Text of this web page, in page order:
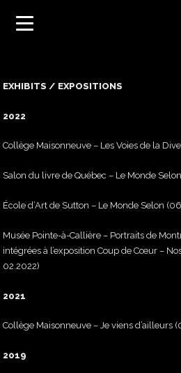
EXHIBITS / EXPOSITIONS
2022
Collège Maisonneuve – Les Voies de la
Salon du livre de Québec – Le Monde
École d’Art de Sutton – Le Monde Selon
Musée Pointe-à-Callière – Portraits de
intégrées à l’exposition Coup de Cœur –
02.2022)
2021
Collège Maisonneuve – Je viens d’ailleurs
2019